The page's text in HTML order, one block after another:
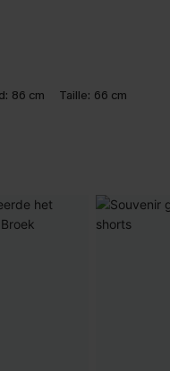
86 cm Taille: 66 cm